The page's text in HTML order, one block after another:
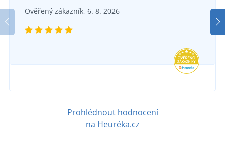
Ověřený zákazník, 6. 8. 2026
Prohlédnout hodnocení
na Heuréka.cz